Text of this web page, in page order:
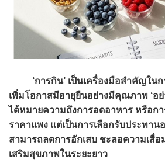
‘การกิน’ เป็นเครื่องมือสำคัญใน
เพิ่มโอกาสมีอายุยืนอย่างมีคุณภาพ ‘อย่
ได้หมายความถึงการอดอาหาร หรือก
ราคาแพง แต่เป็นการเลือกรับประทา
สามารถลดการอักเสบ ชะลอความเสื่อ
เสริมสุขภาพในระยะยาว